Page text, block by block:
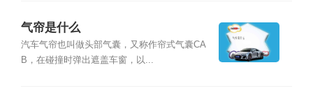
气帘是什么
汽车气帘也叫做头部气囊，又称作帘式气囊CA
B，在碰撞时弹出遮盖车窗，以...